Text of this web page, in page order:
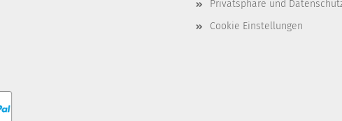
Privatsphäre und
Cookie Einstellungen